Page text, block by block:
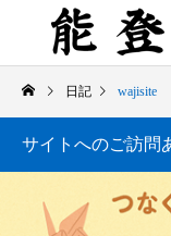
日記 wajisite
サイトへのご訪問